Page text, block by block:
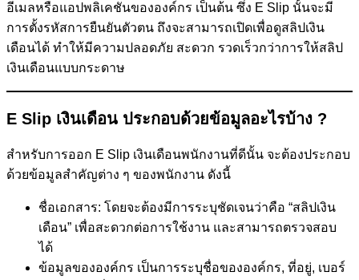
อีเมลหรือแอปพลิเคชันขององค์กร เป็นต้น ซึ่ง E Slip นั้นจะมี
การตั้งรหัสการยืนยันตัวตน ถึงจะสามารถเปิดเพื่อดูสลิปเงิน
เดือนได้ ทำให้มีความปลอดภัย สะดวก รวดเร็วกว่าการให้สลิป
เงินเดือนแบบกระดาษ
E Slip เงินเดือน ประกอบด้วยข้อมูลอะไรบ้าง ?
สำหรับการออก E Slip เงินเดือนพนักงานที่ดีนั้น จะต้องประกอบ
ด้วยข้อมูลสำคัญต่าง ๆ ของพนักงาน ดังนี้
ชื่อเอกสาร: โดยจะต้องมีการระบุชัดเจนว่าคือ “สลิปเงิน
เดือน” เพื่อสะดวกต่อการใช้งาน และสามารถตรวจสอบ
ได้
ข้อมูลขององค์กร เป็นการระบุชื่อขององค์กร, ที่อยู่, เบอร์